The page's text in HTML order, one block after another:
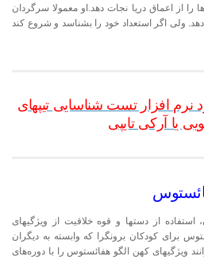
از اعماق دریا نجات دهد.او معمولا سرگردان
ولی اگر استعداد خود را بشناسد و شروع کند
نرم افزار تست شناسایی تیپهای
یا آرکی تایپی
استفاده از دستها و قوه خلاقیت از ویژگیهای
برای کودکان برونگرا که وابسته به دیگران
ویژگیهای کهن الگو هفائستوس را با دوره‌های